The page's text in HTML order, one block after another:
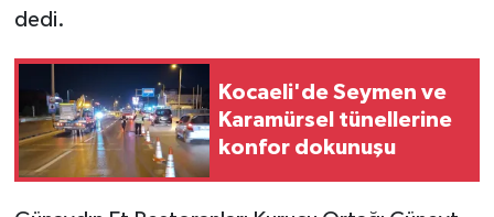
dedi.
Kocaeli'de Seymen ve
Karamürsel tünellerine
konfor dokunuşu